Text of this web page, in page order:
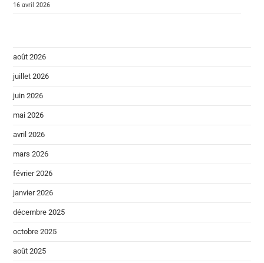
16 avril 2026
août 2026
juillet 2026
juin 2026
mai 2026
avril 2026
mars 2026
février 2026
janvier 2026
décembre 2025
octobre 2025
août 2025